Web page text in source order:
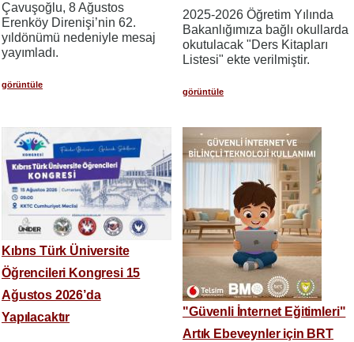
Çavuşoğlu, 8 Ağustos
Erenköy Direnişi’nin 62.
yıldönümü nedeniyle mesaj
yayımladı.
görüntüle
2025-2026 Öğretim Yılında
Bakanlığımıza bağlı okullarda
okutulacak "Ders Kitapları
Listesi" ekte verilmiştir.
görüntüle
Kıbrıs Türk Üniversite
Öğrencileri Kongresi 15
Ağustos 2026’da
Yapılacaktır
"Güvenli İnternet Eğitimleri"
Artık Ebeveynler için BRT